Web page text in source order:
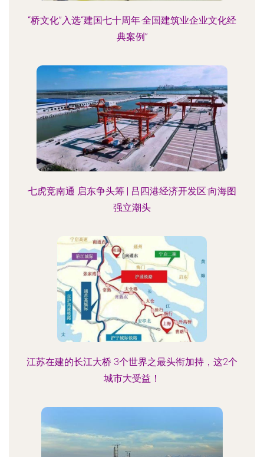
“桥文化”入选“建国七十周年·全国建筑业企业文化经
典案例”
七虎竞南通 启东争头筹 | 吕四港经济开发区:向海图
强立潮头
江苏在建的长江大桥 3个世界之最头衔加持，这2个
城市大受益！